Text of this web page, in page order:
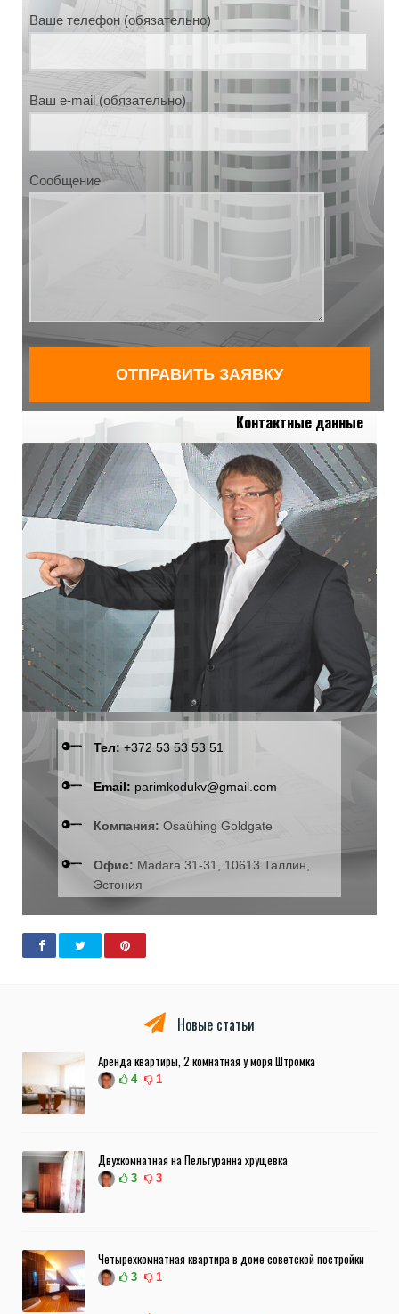
Ваше телефон (обязательно)
Ваш e-mail (обязательно)
Сообщение
Контактные данные
Тел: +372 53 53 53 51
Email: parimkodukv@gmail.com
Компания: Osaühing Goldgate
Офис: Madara 31-31, 10613 Таллин,
Эстония
Новые статьи
Аренда квартиры, 2 комнатная у моря Штромка
4 1
Двухкомнатная на Пельгуранна хрущевка
3 3
Четырехкомнатная квартира в доме советской постройки
3 1